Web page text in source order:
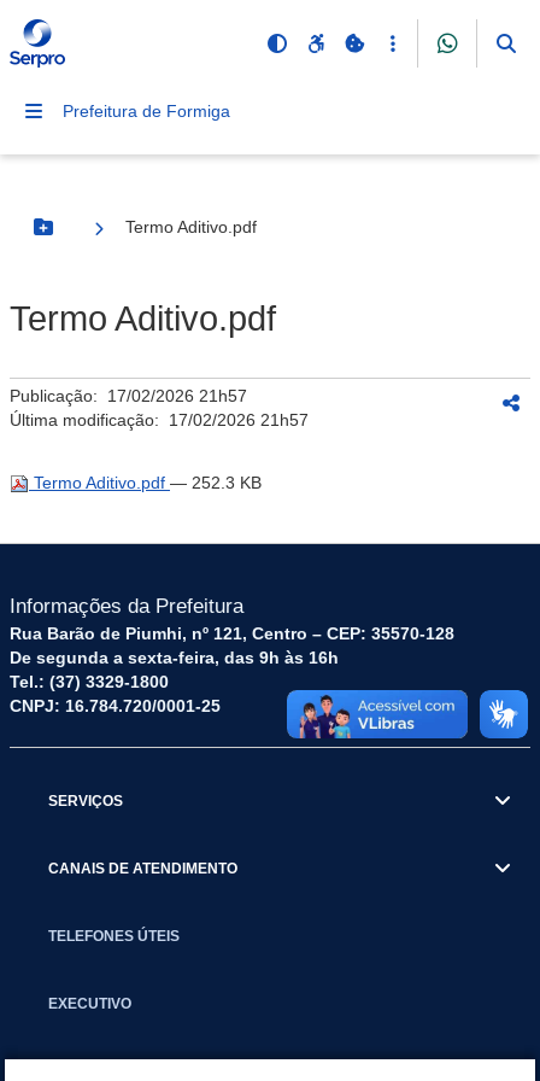
Prefeitura de Formiga
Botão Menu
Termo Aditivo.pdf
Termo Aditivo.pdf
Publicação: 17/02/2026 21h57
Última modificação: 17/02/2026 21h57
Termo Aditivo.pdf — 252.3 KB
Informações da Prefeitura
Rua Barão de Piumhi, nº 121, Centro – CEP: 35570-128
De segunda a sexta-feira, das 9h às 16h
Tel.: (37) 3329-1800
CNPJ: 16.784.720/0001-25
SERVIÇOS
CANAIS DE ATENDIMENTO
TELEFONES ÚTEIS
EXECUTIVO